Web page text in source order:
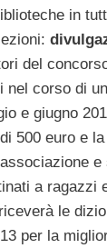
in
del
nel corso di
e giugno
500 euro e
a ragazzi
le
per la